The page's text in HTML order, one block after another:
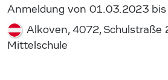
Anmeldung von 01.03.2023
Alkoven, 4072, Schulstraße
Mittelschule